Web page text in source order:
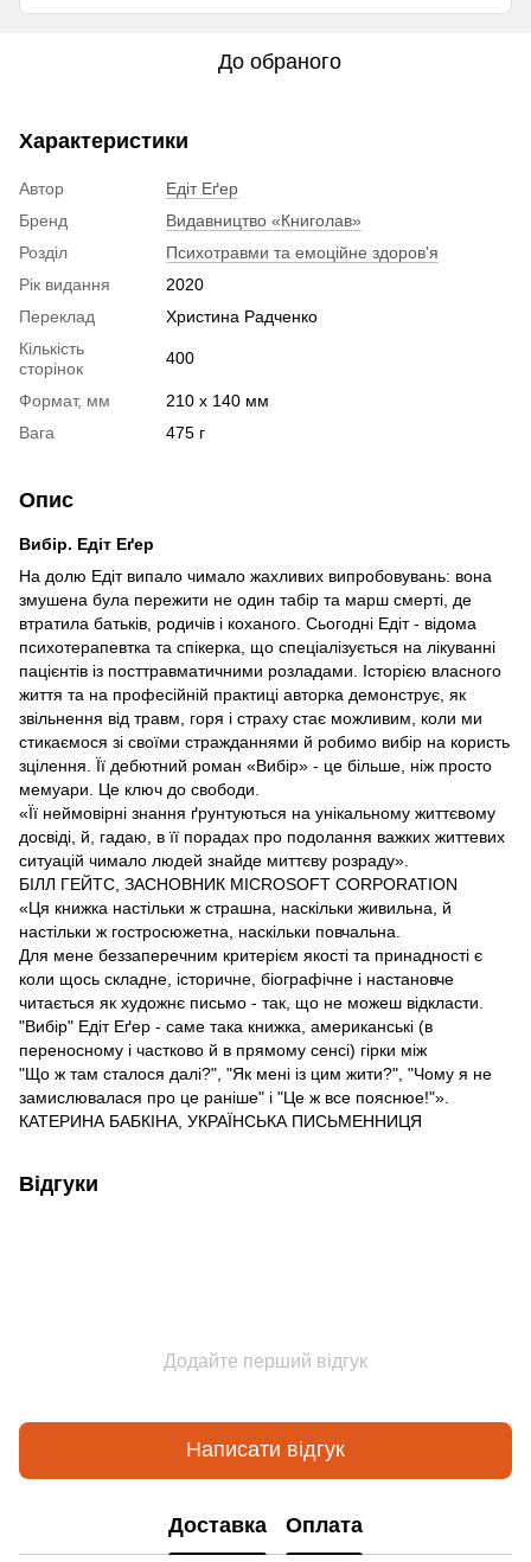
До обраного
Характеристики
Автор
Едіт Еґер
Бренд
Видавництво «Книголав»
Розділ
Психотравми та емоційне здоров'я
Рік видання
2020
Переклад
Христина Радченко
Кількість
сторінок
400
Формат, мм
210 x 140 мм
Вага
475 г
Опис
Вибір. Едіт Еґер
На долю Едіт випало чимало жахливих випробовувань: вона
змушена була пережити не один табір та марш смерті, де
втратила батьків, родичів і коханого. Сьогодні Едіт - відома
психотерапевтка та спікерка, що спеціалізується на лікуванні
пацієнтів із посттравматичними розладами. Історією власного
життя та на професійній практиці авторка демонструє, як
звільнення від травм, горя і страху стає можливим, коли ми
стикаємося зі своїми стражданнями й робимо вибір на користь
зцілення. Її дебютний роман «Вибір» - це більше, ніж просто
мемуари. Це ключ до свободи.
«Її неймовірні знання ґрунтуються на унікальному життєвому
досвіді, й, гадаю, в її порадах про подолання важких життевих
ситуацій чимало людей знайде миттєву розраду».
БІЛЛ ГЕЙТС, ЗАСНОВНИК MICROSOFT CORPORATION
«Ця книжка настільки ж страшна, наскільки живильна, й
настільки ж гостросюжетна, наскільки повчальна.
Для мене беззаперечним критерієм якості та принадності є
коли щось складне, історичне, біографічне і настановче
читається як художнє письмо - так, що не можеш відкласти.
"Вибір" Едіт Еґер - саме така книжка, американські (в
переносному і частково й в прямому сенсі) гірки між
"Що ж там сталося далі?", "Як мені із цим жити?", "Чому я не
замислювалася про це раніше" і "Це ж все пояснюе!"».
КАТЕРИНА БАБКІНА, УКРАЇНСЬКА ПИСЬМЕННИЦЯ
Відгуки
Додайте перший відгук
Написати відгук
Доставка Оплата